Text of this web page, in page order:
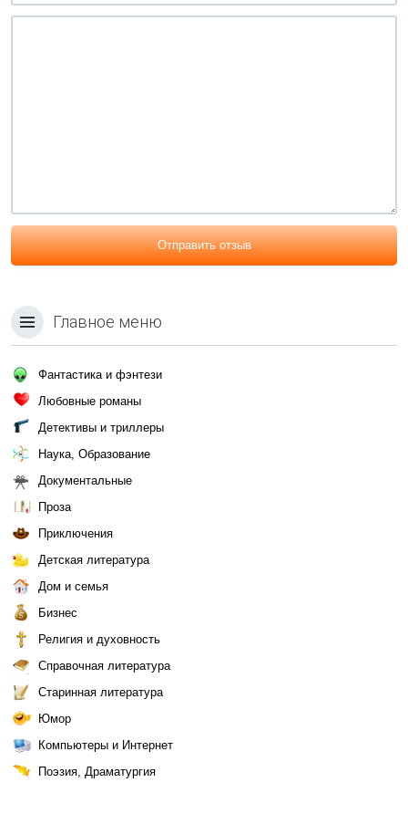
Отправить отзыв
Главное меню
Фантастика и фэнтези
Любовные романы
Детективы и триллеры
Наука, Образование
Документальные
Проза
Приключения
Детская литература
Дом и семья
Бизнес
Религия и духовность
Справочная литература
Старинная литература
Юмор
Компьютеры и Интернет
Поэзия, Драматургия